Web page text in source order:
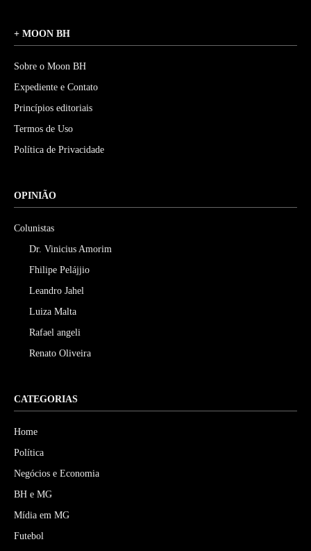
+ MOON BH
Sobre o Moon BH
Expediente e Contato
Princípios editoriais
Termos de Uso
Política de Privacidade
OPINIÃO
Colunistas
Dr. Vinicius Amorim
Fhilipe Pelájjio
Leandro Jahel
Luiza Malta
Rafael angeli
Renato Oliveira
CATEGORIAS
Home
Política
Negócios e Economia
BH e MG
Mídia em MG
Futebol